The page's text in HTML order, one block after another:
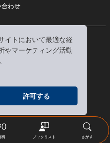
イトにおいて最適な経
やマーケティング活動
許可する
わせ
Inc.
/きくほん/キクホン）は
録商標です。
料 ブックリスト さがす